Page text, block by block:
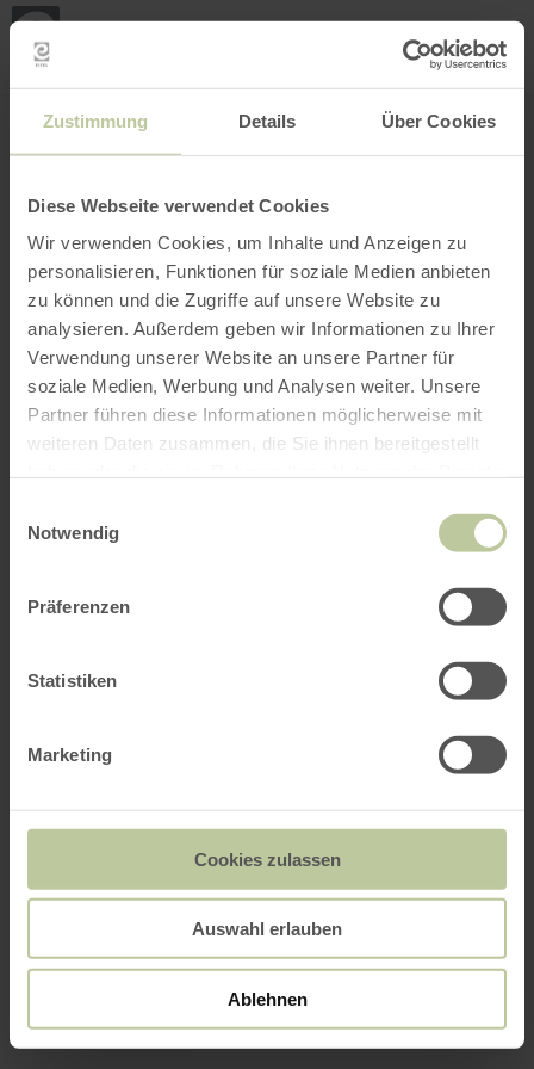
Zustimmung Details Über Cookies
Diese Webseite verwendet Cookies
Wir verwenden Cookies, um Inhalte und Anzeigen zu
personalisieren, Funktionen für soziale Medien anbieten
zu können und die Zugriffe auf unsere Website zu
analysieren. Außerdem geben wir Informationen zu Ihrer
Verwendung unserer Website an unsere Partner für
soziale Medien, Werbung und Analysen weiter. Unsere
Partner führen diese Informationen möglicherweise mit
weiteren Daten zusammen, die Sie ihnen bereitgestellt
Notwendig
Präferenzen
Statistiken
Marketing
Cookies zulassen
Auswahl erlauben
Ablehnen
CARTE INTERACTIVE
ma
Ouvrir le filtre